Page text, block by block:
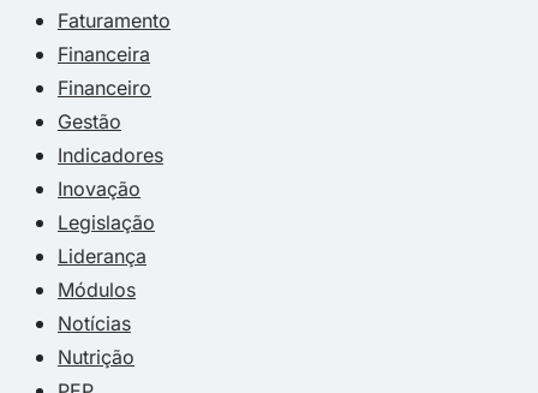
Faturamento
Financeira
Financeiro
Gestão
Indicadores
Inovação
Legislação
Liderança
Módulos
Notícias
Nutrição